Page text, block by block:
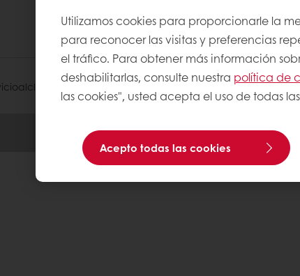
Utilizamos cookies para proporcionarle la
para reconocer las visitas y preferencias
el tráfico. Para obtener más información
deshabilitarlas, consulte nuestra política de
las cookies", usted acepta el uso de todas
Acepto todas las cookies
Base de conocimientos